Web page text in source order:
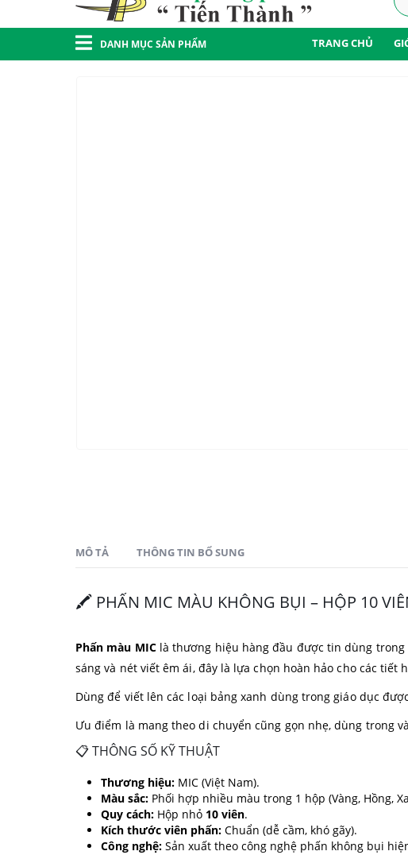
DANH MỤC SẢN PHẨM TRANG CHỦ
MÔ TẢ THÔNG TIN BỔ SUNG
🖍️ PHẤN MIC MÀU KHÔNG BỤI – HỘP 10
Phấn màu MIClà thương hiệu hàng đầu được tin dùng trong
sáng và nét viết êm ái, đây là lựa chọn hoàn hảo cho các tiết
Dùng để viết lên các loại bảng xanh dùng trong giáo dục
Ưu điểm là mang theo di chuyển cũng gọn nhẹ, dùng trong
📋 THÔNG SỐ KỸ THUẬT
Thương hiệu: MIC (Việt Nam).
Màu sắc: Phối hợp nhiều màu trong 1 hộp (Vàng, Hồng,
Quy cách: Hộp nhỏ 10 viên.
Kích thước viên phấn: Chuẩn (dễ cầm, khó gãy).
Công nghệ: Sản xuất theo công nghệ phấn không bụi